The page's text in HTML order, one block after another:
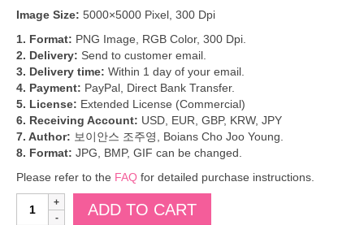
Image Size: 5000×5000 Pixel, 300 Dpi
1. Format: PNG Image, RGB Color, 300 Dpi.
2. Delivery: Send to customer email.
3. Delivery time: Within 1 day of your email.
4. Payment: PayPal, Direct Bank Transfer.
5. License: Extended License (Commercial)
6. Receiving Account: USD, EUR, GBP, KRW, JPY
7. Author: 보이안스 조주영, Boians Cho Joo Young.
8. Format: JPG, BMP, GIF can be changed.
Please refer to the FAQ for detailed purchase instructions.
Boians
3D
ADD TO CART